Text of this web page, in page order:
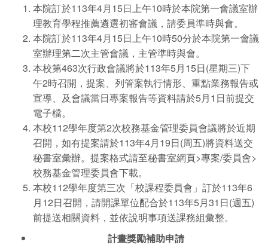
本院訂於113年4月15日上午10時於本院第一會議室辦
理教育學程推薦遴選初審會議，請委員準時與會。
本院訂於113年4月15日上午10時50分於本院第一會議
室辦理第二次主管會議，主管準時與會。
本校第463次行政會議將於113年5月15日(星期三)下
午2時召開，提案、列管案執行情形、重點業務報告或
宣導、及會議當日專案報告等資料請於5月1日前提交
電子檔。
本校112學年度第2次校務基金管理委員會議將於近期
召開，如有提案請於113年4月19日(周五)將資料送交
秘書室彙辦。提案格式請至秘書室網頁>專案/委員會>
校務基金管理委員會下載。
本校112學年度第三次「校課程委員會」訂於113年6
月12日召開，請開課單位配合於113年5月31日(週五)
前提送相關資料，並依說明事項送課務組彙整。
計畫獎勵補助申請